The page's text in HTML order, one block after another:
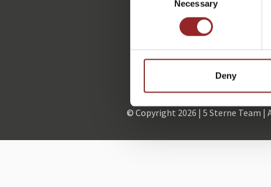
Necessary
Deny
© Copyright 2026 | 5 Sterne Team |